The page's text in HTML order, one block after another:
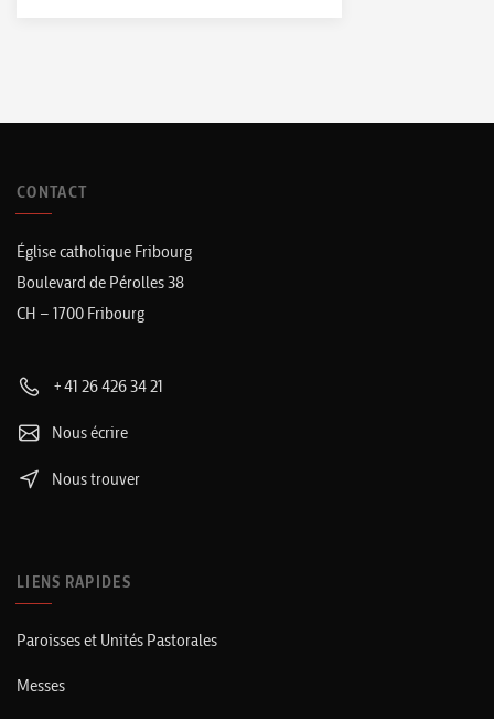
CONTACT
Église catholique Fribourg
Boulevard de Pérolles 38
CH – 1700 Fribourg
+41 26 426 34 21
Nous écrire
Nous trouver
LIENS RAPIDES
Paroisses et Unités Pastorales
Messes